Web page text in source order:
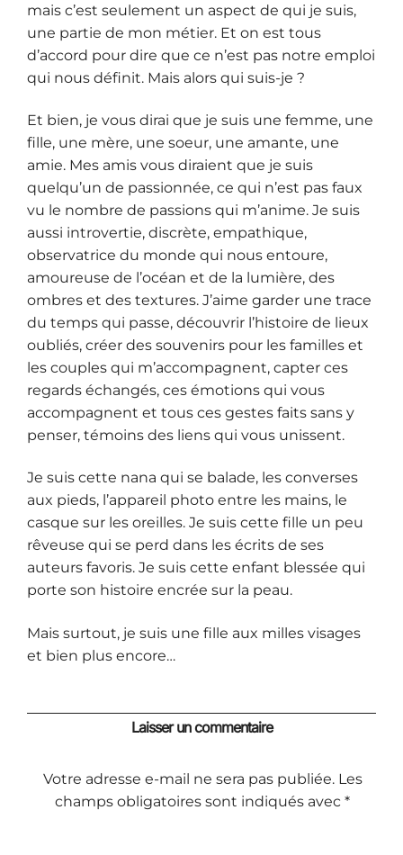
mais c’est seulement un aspect de qui je suis,
une partie de mon métier. Et on est tous
d’accord pour dire que ce n’est pas notre emploi
qui nous définit. Mais alors qui suis-je ?
Et bien, je vous dirai que je suis une femme, une
fille, une mère, une soeur, une amante, une
amie. Mes amis vous diraient que je suis
quelqu’un de passionnée, ce qui n’est pas faux
vu le nombre de passions qui m’anime. Je suis
aussi introvertie, discrète, empathique,
observatrice du monde qui nous entoure,
amoureuse de l’océan et de la lumière, des
ombres et des textures. J’aime garder une trace
du temps qui passe, découvrir l’histoire de lieux
oubliés, créer des souvenirs pour les familles et
les couples qui m’accompagnent, capter ces
regards échangés, ces émotions qui vous
accompagnent et tous ces gestes faits sans y
penser, témoins des liens qui vous unissent.
Je suis cette nana qui se balade, les converses
aux pieds, l’appareil photo entre les mains, le
casque sur les oreilles. Je suis cette fille un peu
rêveuse qui se perd dans les écrits de ses
auteurs favoris. Je suis cette enfant blessée qui
porte son histoire encrée sur la peau.
Mais surtout, je suis une fille aux milles visages
et bien plus encore…
Laisser un commentaire
Votre adresse e-mail ne sera pas publiée. Les
champs obligatoires sont indiqués avec*